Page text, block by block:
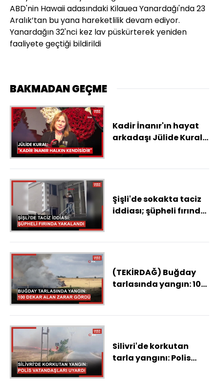
ABD'nin Hawaii adasındaki Kilauea Yanardağı'nda 23
Aralık’tan bu yana hareketlilik devam ediyor.
Yanardağın 32'nci kez lav püskürterek yeniden
faaliyete geçtiği bildirildi
BAKMADAN GEÇME
Kadir İnanır'ın hayat
arkadaşı Jülide Kural:
babasıdır, oğludur.
Anadolu'dur"
Şişli'de sokakta taciz
iddiası; şüpheli fırında
sesinizi çıkarın'
(TEKİRDAĞ) Buğday
tarlasında yangın: 100
Silivri'de korkutan
tarla yangını: Polis